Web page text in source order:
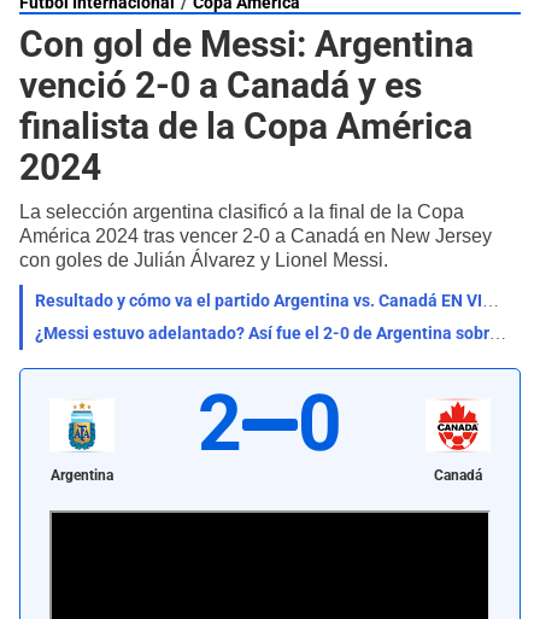
Con gol de Messi: Argentina
venció 2-0 a Canadá y es
finalista de la Copa América
2024
La selección argentina clasificó a la final de la Copa
América 2024 tras vencer 2-0 a Canadá en New Jersey
con goles de Julián Álvarez y Lionel Messi.
Resultado y cómo va el partido Argentina vs. Canadá EN VIVO ONLINE GRATIS
¿Messi estuvo adelantado? Así fue el 2-0 de Argentina sobre Canadá que generó polémica
Argentina
2 0
Canadá